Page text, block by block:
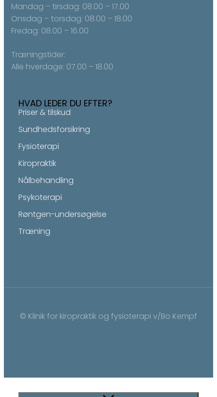
Mandag – tirsdag: 08.00 – 17.00
Onsdag – torsdag: ​08.00 – 18.00
Fredag: ​08.00 – 16.00
Træningstider:
Alle hverdage: 07.00 – 18.00
HVAD LEDER DU EFTER?
Priser & tilskud
Sundhedsforsikring
Fysioterapi
Kiropraktik
Nålbehandling
Psykoterapi
Røntgen-undersøgelse
Træning
© Klinik for kiropraktik og fysioterapi v/Bo Kempf